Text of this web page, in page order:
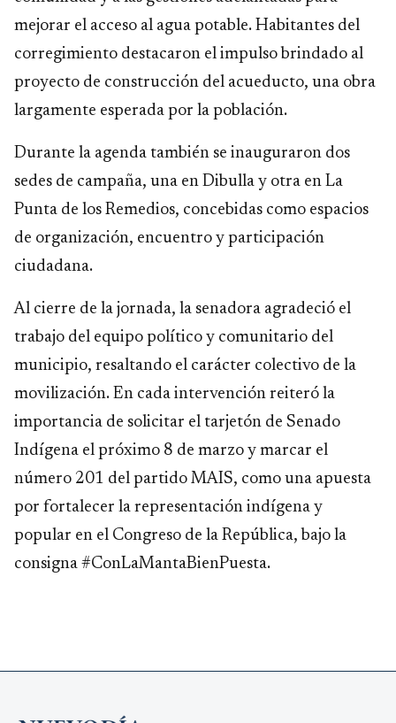
mejorar el acceso al agua potable. Habitantes del
corregimiento destacaron el impulso brindado al
proyecto de construcción del acueducto, una obra
largamente esperada por la población.
Durante la agenda también se inauguraron dos
sedes de campaña, una en Dibulla y otra en La
Punta de los Remedios, concebidas como espacios
de organización, encuentro y participación
ciudadana.
Al cierre de la jornada, la senadora agradeció el
trabajo del equipo político y comunitario del
municipio, resaltando el carácter colectivo de la
movilización. En cada intervención reiteró la
importancia de solicitar el tarjetón de Senado
Indígena el próximo 8 de marzo y marcar el
número 201 del partido MAIS, como una apuesta
por fortalecer la representación indígena y
popular en el Congreso de la República, bajo la
consigna #ConLaMantaBienPuesta.